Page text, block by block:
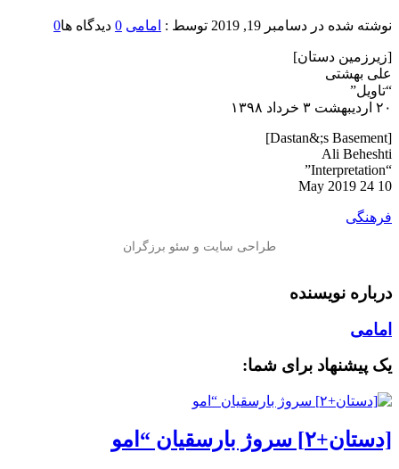
نوشته شده در دسامبر 19, 2019 توسط : امامی 0 دیدگاه ها0
[زیرزمین دستان]
علی بهشتی
“تاویل”
۲۰ اردیبهشت ۳ خرداد ۱۳۹۸
[Dastan&;s Basement]
Ali Beheshti
“Interpretation”
10 24 May 2019
فرهنگی
درباره نویسنده
امامی
یک پیشنهاد برای شما:
[دستان+۲] سروژ بارسقیان “امو